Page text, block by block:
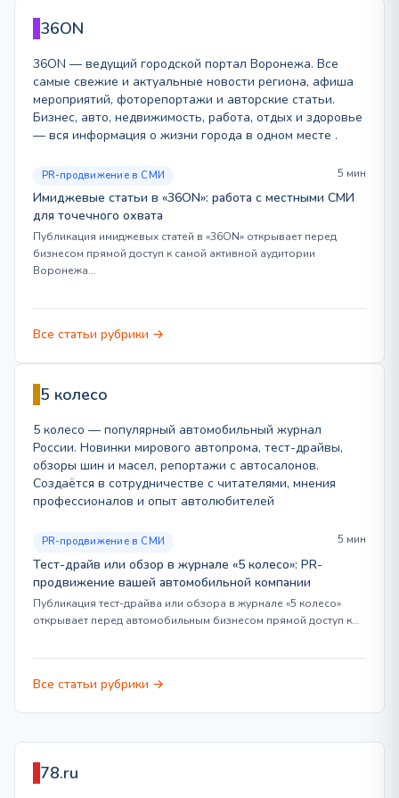
36ON
36ON — ведущий городской портал Воронежа. Все
самые свежие и актуальные новости региона, афиша
мероприятий, фоторепортажи и авторские статьи.
Бизнес, авто, недвижимость, работа, отдых и здоровье
— вся информация о жизни города в одном месте .
PR-продвижение в СМИ 5 мин
Имиджевые статьи в «36ON»: работа с местными СМИ
для точечного охвата
Публикация имиджевых статей в «36ON» открывает перед
бизнесом прямой доступ к самой активной аудитории
Воронежа…
Все статьи рубрики →
5 колесо
5 колесо — популярный автомобильный журнал
России. Новинки мирового автопрома, тест-драйвы,
обзоры шин и масел, репортажи с автосалонов.
Создаётся в сотрудничестве с читателями, мнения
профессионалов и опыт автолюбителей
PR-продвижение в СМИ 5 мин
Тест-драйв или обзор в журнале «5 колесо»: PR-
продвижение вашей автомобильной компании
Публикация тест-драйва или обзора в журнале «5 колесо»
открывает перед автомобильным бизнесом прямой доступ к…
Все статьи рубрики →
78.ru